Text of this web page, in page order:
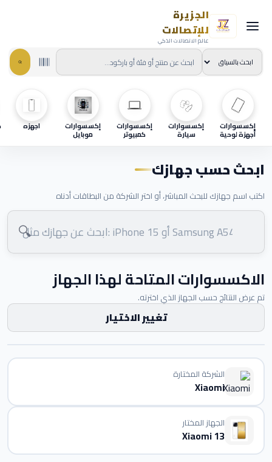
الجزيرة
للإتصالات
عالم الاتصالات الذكي
إكسسوارات
أجهزة لوحية
إكسسوارات
سيارة
إكسسوارات
كمبيوتر
إكسسوارات
موبايل
اجهزه
ابحث حسب جهازك
اكتب اسم جهازك للبحث المباشر، أو اختر الشركة من البطاقات أدناه
🔍
الاكسسوارات المتاحة لهذا الجهاز
تم عرض النتائج حسب الجهاز الذي اخترته.
تغيير الاختيار
الشركة المختارة
Xiaomi
الجهاز المختار
Xiaomi 13